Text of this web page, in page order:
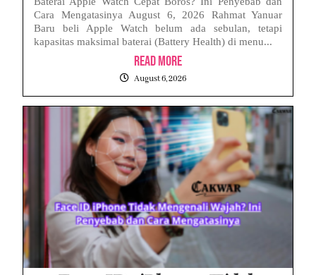
Cara Mengatasinya August 6, 2026 Rahmat Yanuar
Baru beli Apple Watch belum ada sebulan, tetapi
kapasitas maksimal baterai (Battery Health) di menu...
Read More
August 6, 2026